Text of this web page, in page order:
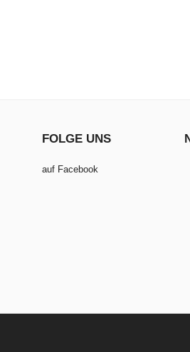
FOLGE UNS
auf Facebook